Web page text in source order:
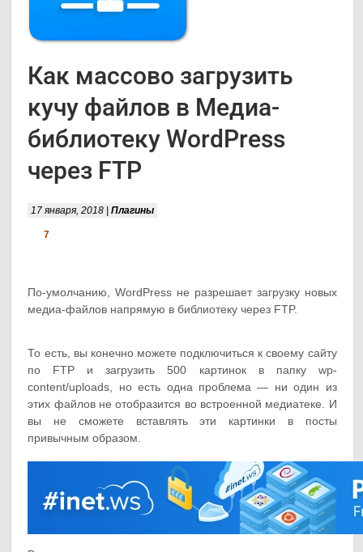
Как массово загрузить
кучу файлов в Медиа-
библиотеку WordPress
через FTP
17 января, 2018 |Плагины
7
По-умолчанию, WordPress не разрешает загрузку новых
медиа-файлов напрямую в библиотеку через FTP.
То есть, вы конечно можете подключиться к своему сайту
по FTP и загрузить 500 картинок в папку wp-
content/uploads, но есть одна проблема — ни один из
этих файлов не отобразится во встроенной медиатеке. И
вы не сможете вставлять эти картинки в посты
привычным образом.